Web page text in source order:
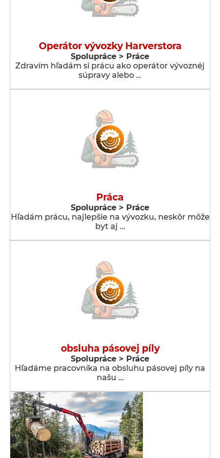
Operátor vývozky Harverstora
Spolupráce > Práce
Zdravím hľadám si prácu ako operátor vývoznéj
súpravy alebo …
Práca
Spolupráce > Práce
Hľadám prácu, najlepšie na vývozku, neskôr môže
byt aj …
obsluha pásovej píly
Spolupráce > Práce
Hľadáme pracovníka na obsluhu pásovej píly na
našu …